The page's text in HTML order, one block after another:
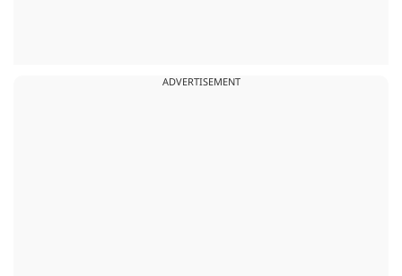
ADVERTISEMENT